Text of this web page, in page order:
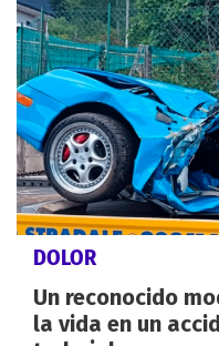
DOLOR
Un reconocido
la vida en un